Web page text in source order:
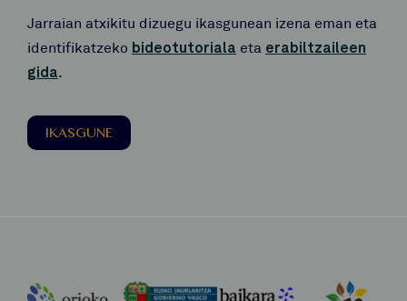
Jarraian atxikitu dizuegu ikasgunean izena eman eta
identifikatzeko bideotutoriala eta erabiltzaileen
gida.
IKASGUNE